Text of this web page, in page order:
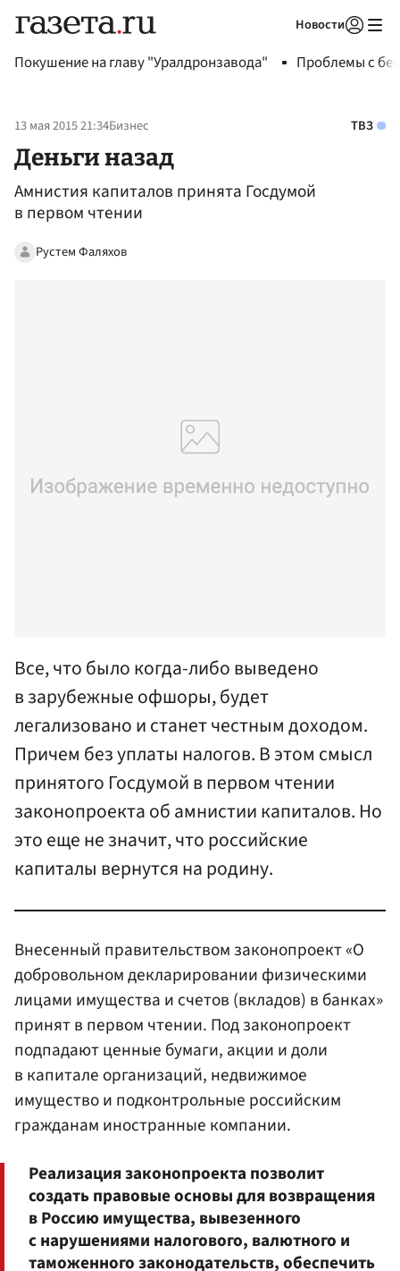
Новости
Покушение на главу "Уралдронзавода" Проблемы с
13 мая 2015 21:34Бизнес ТВЗ
Деньги назад
Амнистия капиталов принята Госдумой
в первом чтении
Рустем Фаляхов
Все, что было когда-либо выведено
в зарубежные офшоры, будет
легализовано и станет честным доходом.
Причем без уплаты налогов. В этом смысл
принятого Госдумой в первом чтении
законопроекта об амнистии капиталов. Но
это еще не значит, что российские
капиталы вернутся на родину.
Внесенный правительством законопроект «О
добровольном декларировании физическими
лицами имущества и счетов (вкладов) в банках»
принят в первом чтении. Под законопроект
подпадают ценные бумаги, акции и доли
в капитале организаций, недвижимое
имущество и подконтрольные российским
гражданам иностранные компании.
Реализация законопроекта позволит
создать правовые основы для возвращения
в Россию имущества, вывезенного
с нарушениями налогового, валютного и
таможенного законодательств, обеспечить